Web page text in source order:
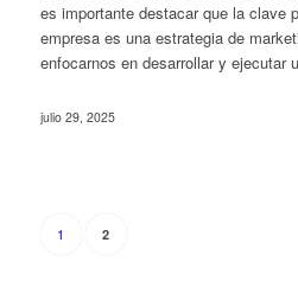
es importante destacar que la clave
empresa es una estrategia de
enfocarnos en desarrollar y
julio 29, 2025
1 2